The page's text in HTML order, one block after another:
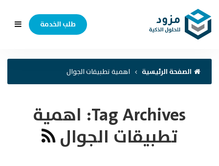
طلب الخدمة
الصفحة الرئيسية اهمية تطبيقات الجوال
Tag Archives: اهمية
تطبيقات الجوال